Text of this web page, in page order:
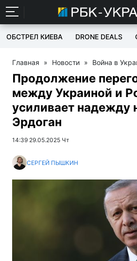
ОБСТРЕЛ КИЕВА DRONE DEALS
Главная » Новости » Война в
Продолжение
между Украиной и
усиливает надежду
Эрдоган
14:39 29.05.2025 Чт
СЕРГЕЙ ПЫШКИН